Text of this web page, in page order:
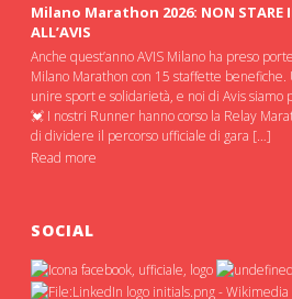
Milano Marathon 2026: NON STARE
ALL’AVIS
Anche quest’anno AVIS Milano ha preso
Milano Marathon con 15 staffette benefiche.
unire sport e solidarietà, e noi di Avis siamo
💓 I nostri Runner hanno corso la Relay
di dividere il percorso ufficiale di gara […]
Read more
SOCIAL